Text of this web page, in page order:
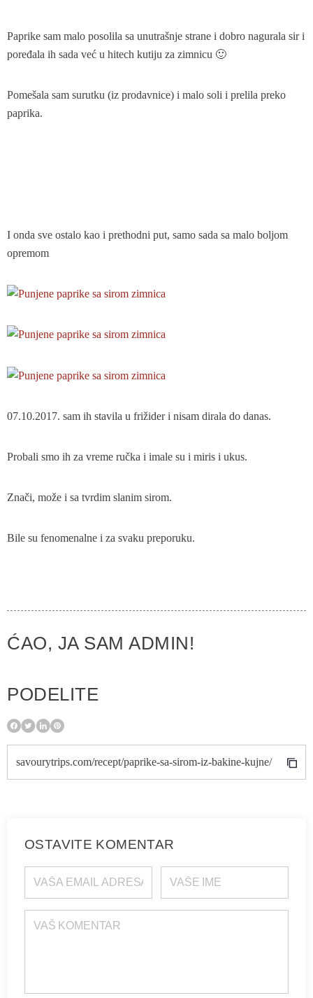
Paprike sam malo posolila sa unutrašnje strane i dobro nagurala sir i
poređala ih sada već u hitech kutiju za zimnicu 🙂
Pomešala sam surutku (iz prodavnice) i malo soli i prelila preko
paprika.
I onda sve ostalo kao i prethodni put, samo sada sa malo boljom
opremom
07.10.2017. sam ih stavila u frižider i nisam dirala do danas.
Probali smo ih za vreme ručka i imale su i miris i ukus.
Znači, može i sa tvrdim slanim sirom.
Bile su fenomenalne i za svaku preporuku.
ĆAO, JA SAM ADMIN!
PODELITE
savourytrips.com/recept/paprike-sa-sirom-iz-bakine-kujne/
OSTAVITE KOMENTAR